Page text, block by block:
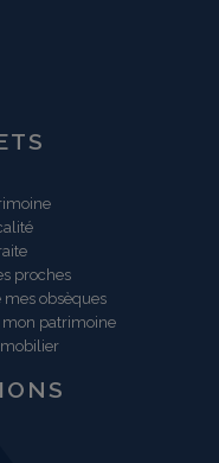
proches
obsèques
patrimoine